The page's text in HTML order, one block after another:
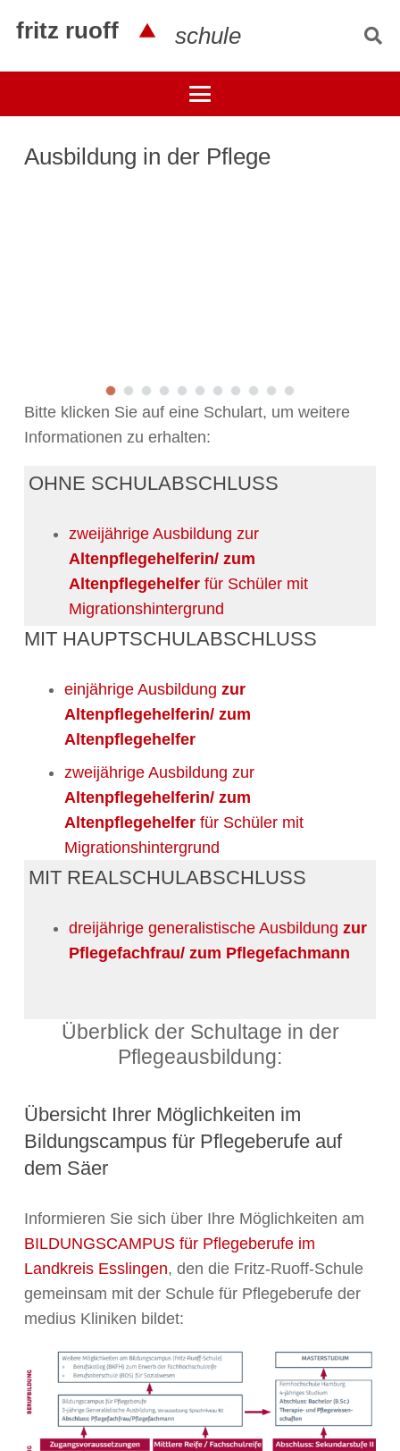
fritz ruoff schule
Ausbildung in der Pflege
Bitte klicken Sie auf eine Schulart, um weitere
Informationen zu erhalten:
OHNE SCHULABSCHLUSS
zweijährige Ausbildung zur
Altenpflegehelferin/ zum
Altenpflegehelfer für Schüler mit
Migrationshintergrund
MIT HAUPTSCHULABSCHLUSS
einjährige Ausbildung zur
Altenpflegehelferin/ zum
Altenpflegehelfer
zweijährige Ausbildung zur
Altenpflegehelferin/ zum
Altenpflegehelfer für Schüler mit
Migrationshintergrund
MIT REALSCHULABSCHLUSS
dreijährige generalistische Ausbildung zur
Pflegefachfrau/ zum Pflegefachmann
Überblick der Schultage in der
Pflegeausbildung:
Übersicht Ihrer Möglichkeiten im
Bildungscampus für Pflegeberufe auf
dem Säer
Informieren Sie sich über Ihre Möglichkeiten am
BILDUNGSCAMPUS für Pflegeberufe im
Landkreis Esslingen, den die Fritz-Ruoff-Schule
gemeinsam mit der Schule für Pflegeberufe der
medius Kliniken bildet: